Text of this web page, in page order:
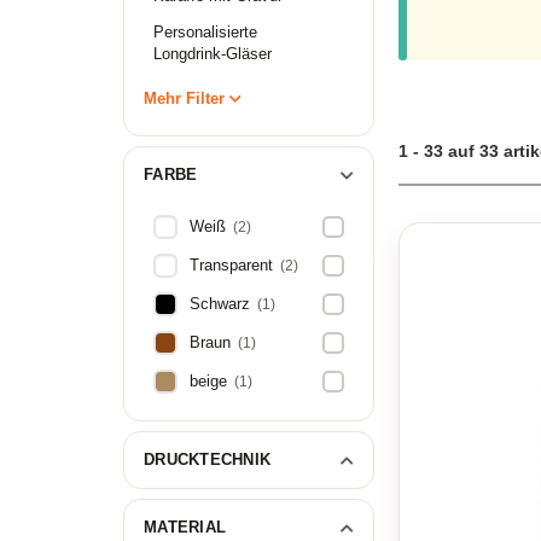
Personalisierte
Longdrink-Gläser
Mehr Filter
FARBE
Weiß (2)
Transparent (2)
Schwarz (1)
Braun (1)
beige (1)
DRUCKTECHNIK
MATERIAL
1 - 33 auf 33